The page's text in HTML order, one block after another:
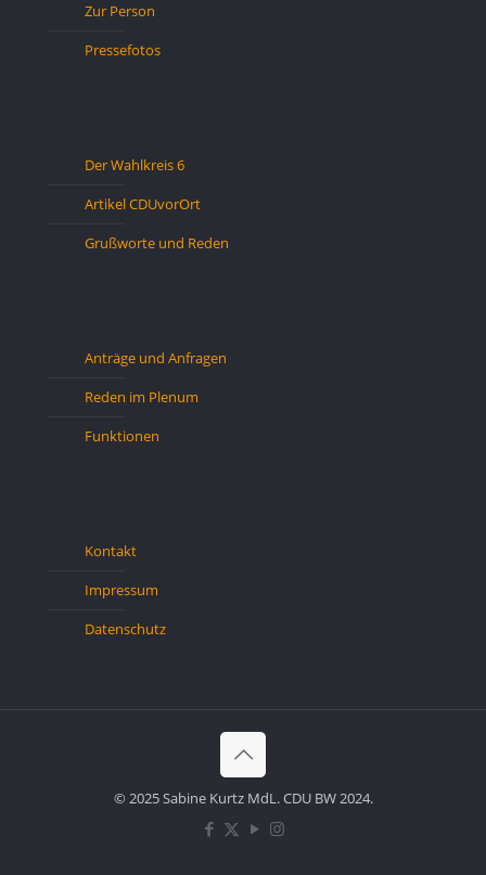
Zur Person
Pressefotos
Der Wahlkreis 6
Artikel CDUvorOrt
Grußworte und Reden
Anträge und Anfragen
Reden im Plenum
Funktionen
Kontakt
Impressum
Datenschutz
© 2025 Sabine Kurtz MdL. CDU BW 2024.